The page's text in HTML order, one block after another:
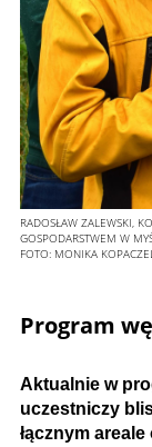
RADOSŁAW ZALEWSKI,
GOSPODARSTWEM W
FOTO: MONIKA
Program
Aktualnie w
uczestniczy
łącznym